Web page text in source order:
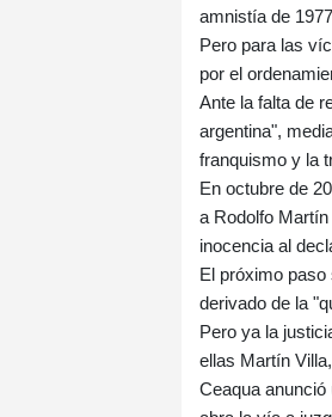
amnistía de
Pero para las
por el
Ante la falta de
argentina",
franquismo y la
En octubre de
a Rodolfo
inocencia al
El próximo
derivado de la
Pero ya la
ellas Martín
Ceaqua